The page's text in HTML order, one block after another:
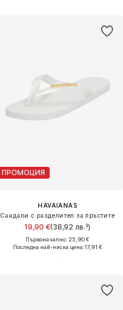
ПРОМОЦИЯ
HAVAIANAS
Сандали с разделител за пръстите
19,90 €(38,92 лв.³)
Първоначално: 25,90 €
Последна най-ниска цена:17,91 €